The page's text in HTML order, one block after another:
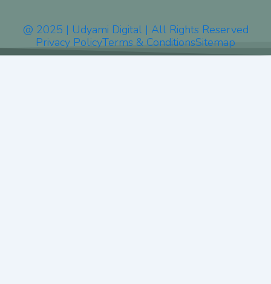
@ 2025 | Udyami Digital | All Rights Reserved
Privacy PolicyTerms & ConditionsSitemap